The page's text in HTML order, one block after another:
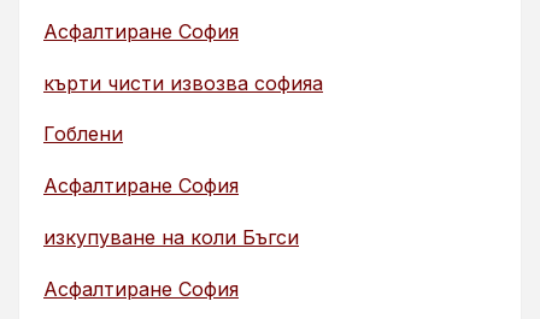
Асфалтиране София
кърти чисти извозва софияа
Гоблени
Асфалтиране София
изкупуване на коли Бъгси
Асфалтиране София